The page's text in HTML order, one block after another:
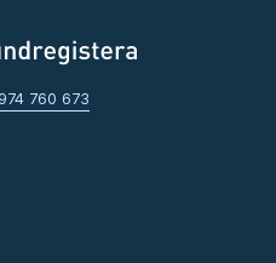
974 760 673